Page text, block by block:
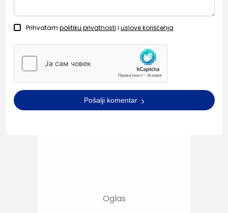
Prihvatam politiku privatnosti i uslove korišćenja
Pošalji komentar